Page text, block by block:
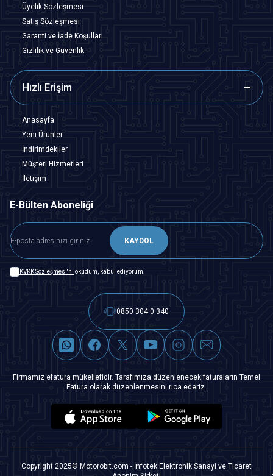
Üyelik Sözleşmesi
Satış Sözleşmesi
Garanti ve İade Koşulları
Gizlilik ve Güvenlik
Hızlı Erişim
Anasayfa
Yeni Ürünler
İndirimdekiler
Müşteri Hizmetleri
İletişim
E-Bülten Aboneliği
KAYDOL
KVKK Sözleşmesi'ni okudum, kabul ediyorum.
0850 304 0 340
Firmamız efatura mükellefidir. Tarafımıza düzenlenecek faturaların Temel
Fatura olarak düzenlenmesini rica ederiz.
Copyright 2025© Motorobit.com - İnfotek Elektronik Sanayi ve Ticaret